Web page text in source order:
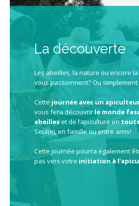
La découverte
Les abeilles, la nature ou encore
vous passionnent?Ou
Cette journée avec un
vous fera découvrir le monde
abeilleset de l’apiculture en
Seul(e), en famille ou entre amis!
Cette journée pourra également
pas vers votre initiation à